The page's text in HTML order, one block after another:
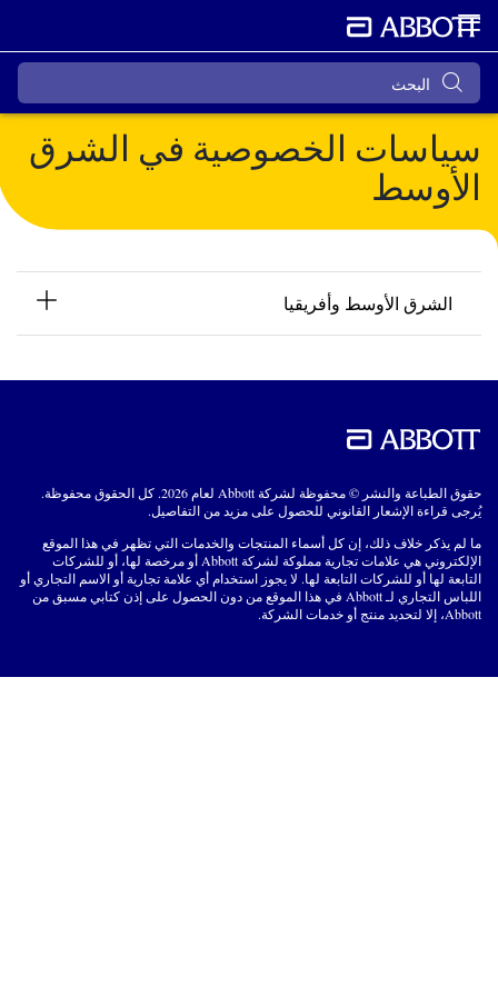
سياسات الخصوصية في الشرق
الأوسط
الشرق الأوسط وأفريقيا
حقوق الطباعة والنشر © محفوظة لشركة Abbott لعام 2026. كل الحقوق محفوظة.
يُرجى قراءة الإشعار القانوني للحصول على مزيد من التفاصيل.
ما لم يذكر خلاف ذلك، إن كل أسماء المنتجات والخدمات التي تظهر في هذا الموقع
الإلكتروني هي علامات تجارية مملوكة لشركة Abbott أو مرخصة لها، أو للشركات
التابعة لها أو للشركات التابعة لها. لا يجوز استخدام أي علامة تجارية أو الاسم التجاري أو
اللباس التجاري لـ Abbott في هذا الموقع من دون الحصول على إذن كتابي مسبق من
Abbott، إلا لتحديد منتج أو خدمات الشركة.